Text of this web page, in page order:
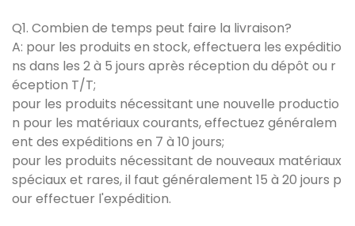
Q1. Combien de temps peut faire la livraison?
A: pour les produits en stock, effectuera les expéditio
ns dans les 2 à 5 jours après réception du dépôt ou r
éception T/T;
pour les produits nécessitant une nouvelle productio
n pour les matériaux courants, effectuez généralem
ent des expéditions en 7 à 10 jours;
pour les produits nécessitant de nouveaux matériaux
spéciaux et rares, il faut généralement 15 à 20 jours p
our effectuer l'expédition.